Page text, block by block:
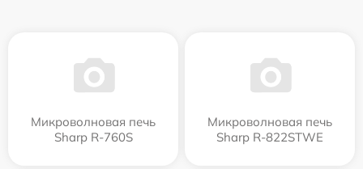
Микроволновая печь
Sharp R-760S
Микроволновая печь
Sharp R-822STWE